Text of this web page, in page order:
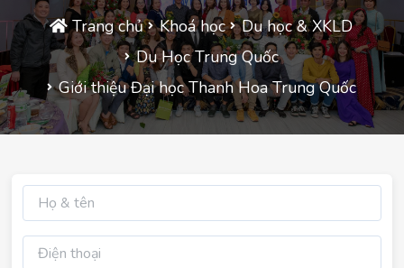
Trang chủ Khoá học
Du học & XKLD
Du Học Trung Quốc
Giới thiệu Đại học Thanh Hoa Trung Quốc